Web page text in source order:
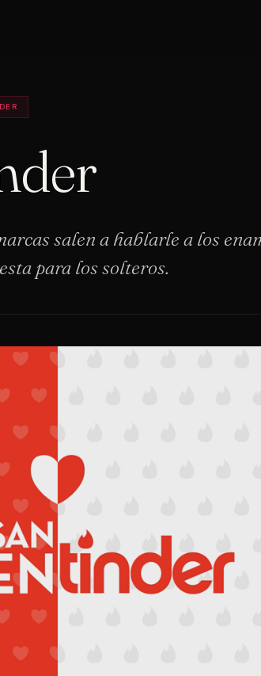
salen a hablarle a los
para los solteros.